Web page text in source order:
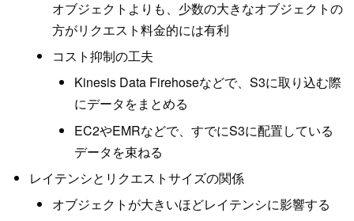
オブジェクトよりも、少数の大きなオブジェクトの
方がリクエスト料金的には有利
コスト抑制の工夫
Kinesis Data Firehoseなどで、S3に取り込む際
にデータをまとめる
EC2やEMRなどで、すでにS3に配置している
データを束ねる
レイテンシとリクエストサイズの関係
オブジェクトが大きいほどレイテンシに影響する